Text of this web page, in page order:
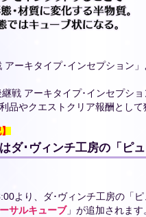
アーキタイプ･インセプション
戦 アーキタイプ･インセプシ
品やクエストクリア報酬とし
ダ･ヴィンチ工房の「ピ
より、ダ･ヴィンチ工房の「
サルキューブ」が追加されます